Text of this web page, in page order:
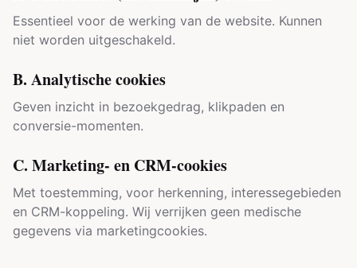
Essentieel voor de werking van de website. Kunnen
niet worden uitgeschakeld.
B. Analytische cookies
Geven inzicht in bezoekgedrag, klikpaden en
conversie-momenten.
C. Marketing- en CRM-cookies
Met toestemming, voor herkenning, interessegebieden
en CRM-koppeling. Wij verrijken geen medische
gegevens via marketingcookies.